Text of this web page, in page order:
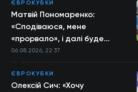
ЄВРОКУБКИ
Матвій Пономаренко:
«Сподіваюся, мене
«прорвало», і далі буде
більше»
06.08.2026, 22:37
ЄВРОКУБКИ
Олексій Сич: «Хочу